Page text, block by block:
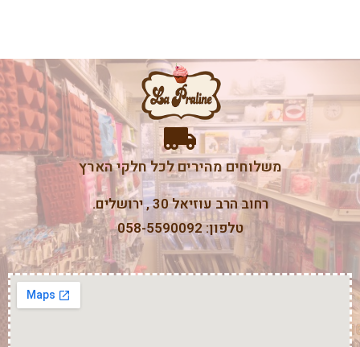
משלוחים מהירים לכל חלקי הארץ
רחוב הרב עוזיאל 30 , ירושלים.
טלפון: 058-5590092